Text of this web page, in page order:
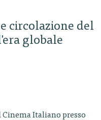
circolazione del
globale
Cinema Italiano presso